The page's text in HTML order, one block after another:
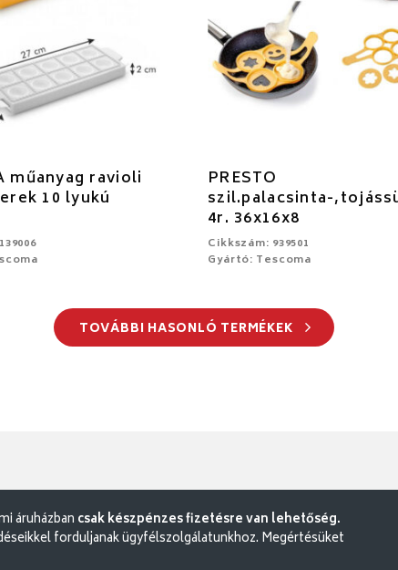
műanyag ravioli
10 lyukú
PRESTO
szil.palacsinta-
4r. 36x16x8
Cikkszám: 939501
Gyártó: Tescoma
TOVÁBBI HASONLÓ TERMÉKEK
áruházban csak készpénzes fizetésre van lehetőség.
forduljanak ügyfélszolgálatunkhoz. Megértésüket